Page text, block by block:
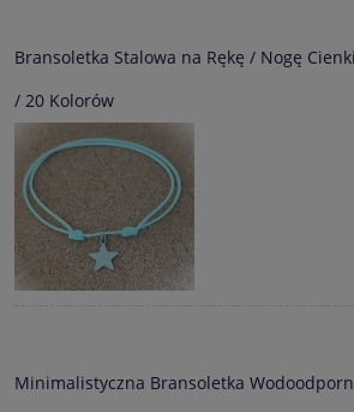
Bransoletka Stalowa na Rękę / Nogę
/ 20 Kolorów
Minimalistyczna Bransoletka